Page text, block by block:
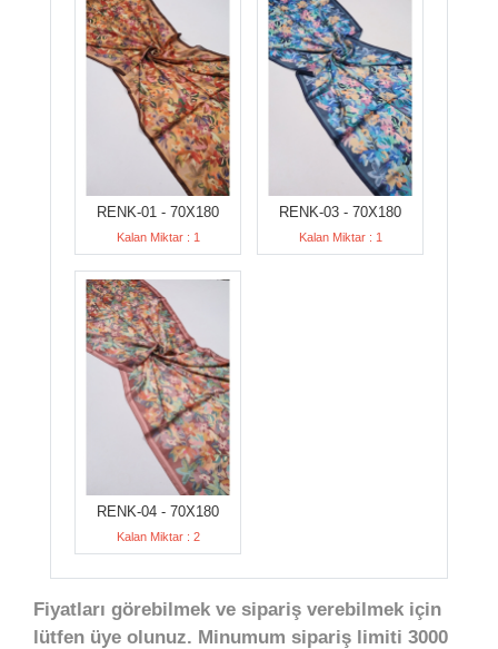
RENK-01 - 70X180
Kalan Miktar : 1
RENK-03 - 70X180
Kalan Miktar : 1
RENK-04 - 70X180
Kalan Miktar : 2
Fiyatları görebilmek ve sipariş verebilmek için
lütfen üye olunuz. Minumum sipariş limiti 3000